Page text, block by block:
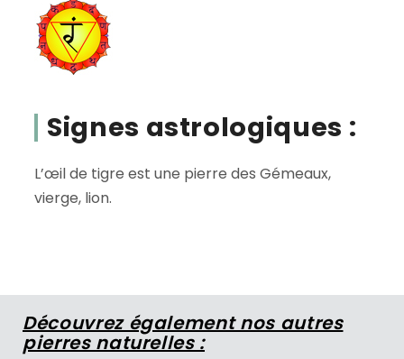
Signes astrologiques :
L’œil de tigre est une pierre des Gémeaux,
vierge, lion.
Découvrez également nos autres
pierres naturelles :